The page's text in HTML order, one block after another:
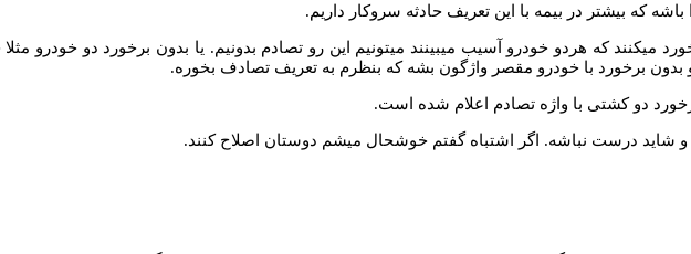
که بیشتر در بیمه با این تعریف حادثه سروکار داریم.
میکنند که هردو خودرو آسیب میبینند میتونیم این رو تصادم بدونیم. یا بدون برخورد دو خودرو
برخورد با خودرو مقصر واژگون بشه که بنظرم به تعریف تصادف بخوره.
دو کشتی با واژه تصادم اعلام شده است.
شاید درست نباشه. اگر اشتباه گفتم خوشحال میشم دوستان اصلاح کنند.